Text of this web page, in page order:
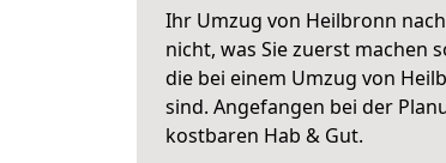
Ihr Umzug von Heilbronn
nicht, was Sie zuerst machen
die bei einem Umzug von
sind. Angefangen bei der
kostbaren Hab & Gut.